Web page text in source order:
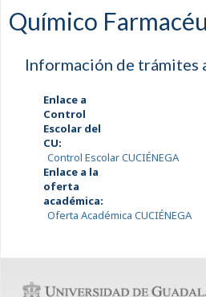
Químico
Información de trámites
Enlace a
Control
Escolar del
CU:
Control Escolar CUCIÉNEGA
Enlace a la
oferta
académica:
Oferta Académica CUCIÉNEGA